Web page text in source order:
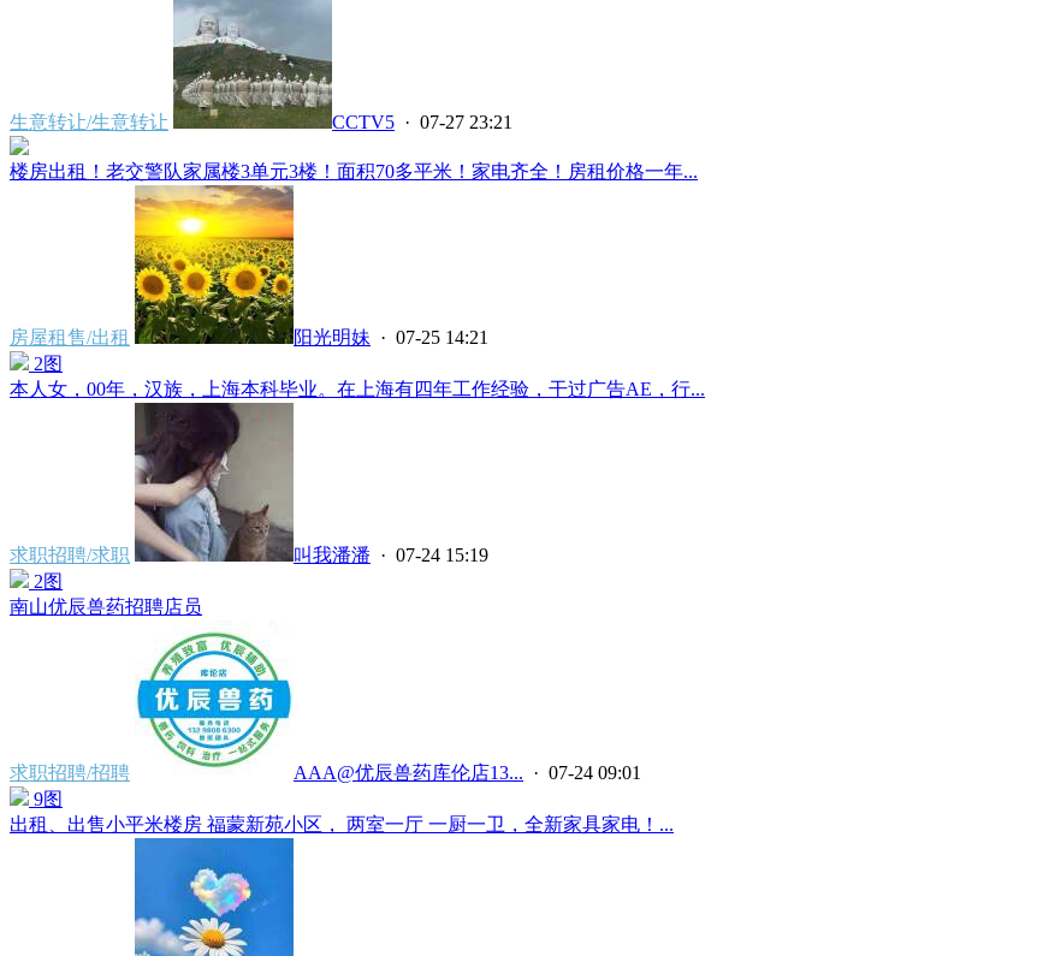
生意转让/生意转让 CCTV5 · 07-27 23:21
楼房出租！老交警队家属楼3单元3楼！面积70多平米！家电齐全！房租价格一年...
房屋租售/出租 阳光明妹 · 07-25 14:21
2图
本人女，00年，汉族，上海本科毕业。在上海有四年工作经验，干过广告AE，行...
求职招聘/求职 叫我潘潘 · 07-24 15:19
2图
南山优辰兽药招聘店员
求职招聘/招聘 AAA@优辰兽药库伦店13... · 07-24 09:01
9图
出租、出售小平米楼房 福蒙新苑小区， 两室一厅 一厨一卫，全新家具家电！...